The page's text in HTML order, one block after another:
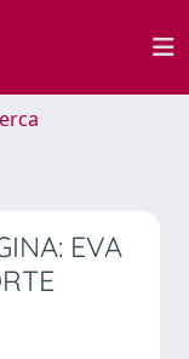
EVA